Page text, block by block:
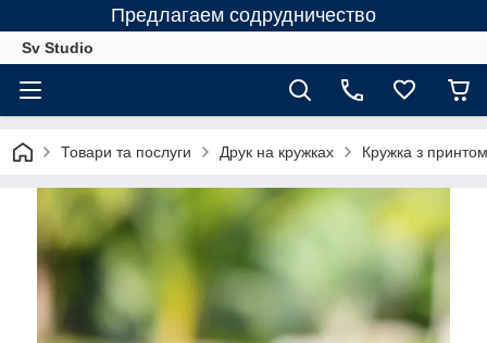
Предлагаем содрудничество
Sv Studio
Товари та послуги Друк на кружках Кружка з